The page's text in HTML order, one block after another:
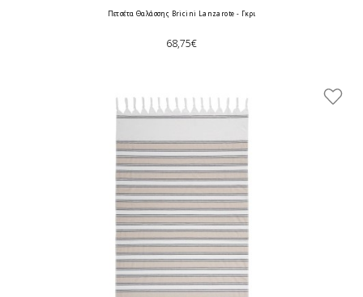
Πετσέτα Θαλάσσης Bricini Lanzarote - Γκρι
68,75€